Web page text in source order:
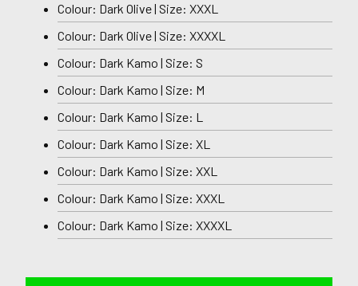
Colour: Dark Olive | Size: XXXL
Colour: Dark Olive | Size: XXXXL
Colour: Dark Kamo | Size: S
Colour: Dark Kamo | Size: M
Colour: Dark Kamo | Size: L
Colour: Dark Kamo | Size: XL
Colour: Dark Kamo | Size: XXL
Colour: Dark Kamo | Size: XXXL
Colour: Dark Kamo | Size: XXXXL